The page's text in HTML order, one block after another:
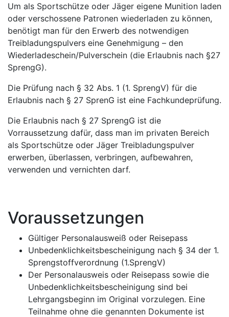
Um als Sportschütze oder Jäger eigene Munition laden
oder verschossene Patronen wiederladen zu können,
benötigt man für den Erwerb des notwendigen
Treibladungspulvers eine Genehmigung – den
Wiederladeschein/Pulverschein (die Erlaubnis nach §27
SprengG).
Die Prüfung nach § 32 Abs. 1 (1. SprengV) für die
Erlaubnis nach § 27 SprenG ist eine Fachkundeprüfung.
Die Erlaubnis nach § 27 SprengG ist die
Vorraussetzung dafür, dass man im privaten Bereich
als Sportschütze oder Jäger Treibladungspulver
erwerben, überlassen, verbringen, aufbewahren,
verwenden und vernichten darf.
Voraussetzungen
Gültiger Personalausweiß oder Reisepass
Unbedenklichkeitsbescheinigung nach § 34 der 1.
Sprengstoffverordnung (1.SprengV)
Der Personalausweis oder Reisepass sowie die
Unbedenklichkeitsbescheinigung sind bei
Lehrgangsbeginn im Original vorzulegen. Eine
Teilnahme ohne die genannten Dokumente ist